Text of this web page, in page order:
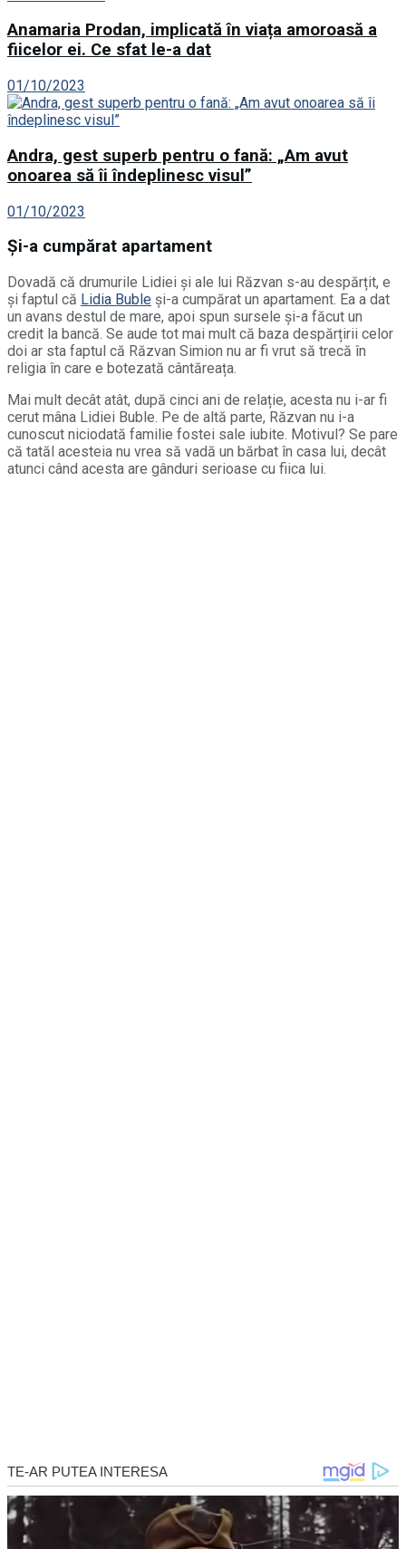
Anamaria Prodan, implicată în viața amoroasă a
fiicelor ei. Ce sfat le-a dat
01/10/2023
Andra, gest superb pentru o fană: „Am avut
onoarea să îi îndeplinesc visul”
01/10/2023
Și-a cumpărat apartament
Dovadă că drumurile Lidiei și ale lui Răzvan s-au despărțit, e
și faptul că Lidia Buble și-a cumpărat un apartament. Ea a dat
un avans destul de mare, apoi spun sursele și-a făcut un
credit la bancă. Se aude tot mai mult că baza despărțirii celor
doi ar sta faptul că Răzvan Simion nu ar fi vrut să trecă în
religia în care e botezată cântăreața.
Mai mult decât atât, după cinci ani de relație, acesta nu i-ar fi
cerut mâna Lidiei Buble. Pe de altă parte, Răzvan nu i-a
cunoscut niciodată familie fostei sale iubite. Motivul? Se pare
că tatăl acesteia nu vrea să vadă un bărbat în casa lui, decât
atunci când acesta are gânduri serioase cu fiica lui.